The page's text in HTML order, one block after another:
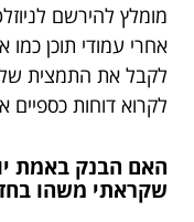
מומלץ להירשם
אחרי עמודי תוכן כמו
לקבל את התמצית של
לקרוא דוחות כספיים
האם הבנק באמת
שקראתי משהו